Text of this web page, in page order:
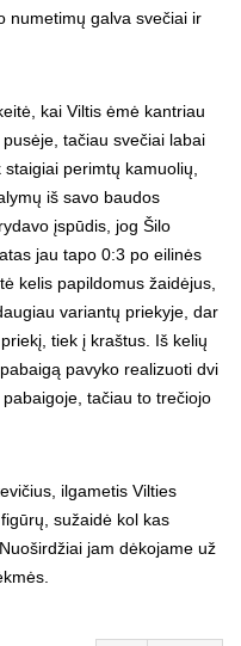
numetimų galva svečiai ir
kai Viltis ėmė kantriau
tačiau svečiai labai
perimtų kamuolių,
iš savo baudos
įspūdis, jog Šilo
jau tapo 0:3 po eilinės
kelis papildomus žaidėjus,
variantų priekyje, dar
tiek į kraštus. Iš kelių
pavyko realizuoti dvi
tačiau to trečiojo
ilgametis Vilties
sužaidė kol kas
jam dėkojame už